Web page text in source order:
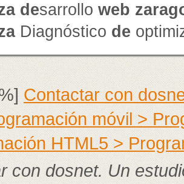
desarrollo web
Diagnóstico de
Contactar con
móvil >
HTML5 >
con dosnet. Un